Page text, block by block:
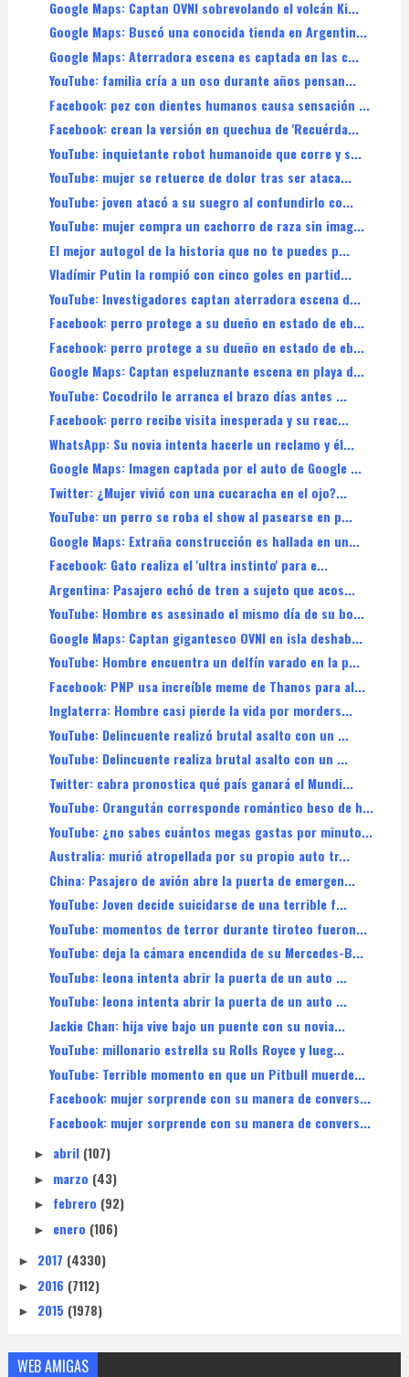
Google Maps: Captan OVNI sobrevolando el volcán Ki...
Google Maps: Buscó una conocida tienda en Argentin...
Google Maps: Aterradora escena es captada en las c...
YouTube: familia cría a un oso durante años pensan...
Facebook: pez con dientes humanos causa sensación ...
Facebook: crean la versión en quechua de 'Recuérda...
YouTube: inquietante robot humanoide que corre y s...
YouTube: mujer se retuerce de dolor tras ser ataca...
YouTube: joven atacó a su suegro al confundirlo co...
YouTube: mujer compra un cachorro de raza sin imag...
El mejor autogol de la historia que no te puedes p...
Vladímir Putin la rompió con cinco goles en partid...
YouTube: Investigadores captan aterradora escena d...
Facebook: perro protege a su dueño en estado de eb...
Facebook: perro protege a su dueño en estado de eb...
Google Maps: Captan espeluznante escena en playa d...
YouTube: Cocodrilo le arranca el brazo días antes ...
Facebook: perro recibe visita inesperada y su reac...
WhatsApp: Su novia intenta hacerle un reclamo y él...
Google Maps: Imagen captada por el auto de Google ...
Twitter: ¿Mujer vivió con una cucaracha en el ojo?...
YouTube: un perro se roba el show al pasearse en p...
Google Maps: Extraña construcción es hallada en un...
Facebook: Gato realiza el 'ultra instinto' para e...
Argentina: Pasajero echó de tren a sujeto que acos...
YouTube: Hombre es asesinado el mismo día de su bo...
Google Maps: Captan gigantesco OVNI en isla deshab...
YouTube: Hombre encuentra un delfín varado en la p...
Facebook: PNP usa increíble meme de Thanos para al...
Inglaterra: Hombre casi pierde la vida por morders...
YouTube: Delincuente realizó brutal asalto con un ...
YouTube: Delincuente realiza brutal asalto con un ...
Twitter: cabra pronostica qué país ganará el Mundi...
YouTube: Orangután corresponde romántico beso de h...
YouTube: ¿no sabes cuántos megas gastas por minuto...
Australia: murió atropellada por su propio auto tr...
China: Pasajero de avión abre la puerta de emergen...
YouTube: Joven decide suicidarse de una terrible f...
YouTube: momentos de terror durante tiroteo fueron...
YouTube: deja la cámara encendida de su Mercedes-B...
YouTube: leona intenta abrir la puerta de un auto ...
YouTube: leona intenta abrir la puerta de un auto ...
Jackie Chan: hija vive bajo un puente con su novia...
YouTube: millonario estrella su Rolls Royce y lueg...
YouTube: Terrible momento en que un Pitbull muerde...
Facebook: mujer sorprende con su manera de convers...
Facebook: mujer sorprende con su manera de convers...
► abril (107)
► marzo (43)
► febrero (92)
► enero (106)
► 2017 (4330)
► 2016 (7112)
► 2015 (1978)
WEB AMIGAS